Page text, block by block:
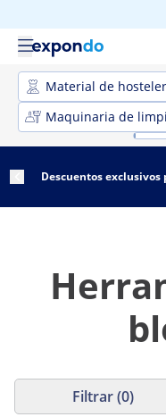
Material de
Maquinaria de
Descuentos exclusivos
Filtrar (0)